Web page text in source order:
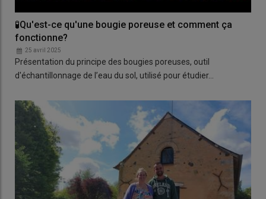
🧪Qu'est-ce qu'une bougie poreuse et comment ça
fonctionne?
25 avril 2025
Présentation du principe des bougies poreuses, outil
d'échantillonnage de l’eau du sol, utilisé pour étudier…